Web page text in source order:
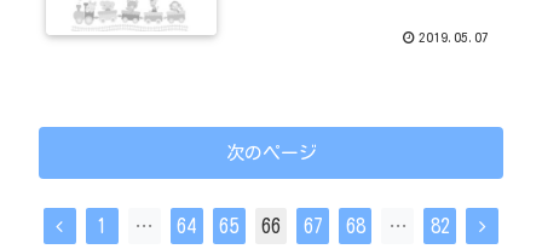
2019.05.07
次のページ
前
1 … 64 65 66 67 68 … 82
次